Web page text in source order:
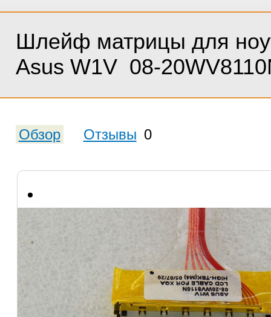
Шлейф матрицы для
Asus W1V 08-
Обзор Отзывы 0